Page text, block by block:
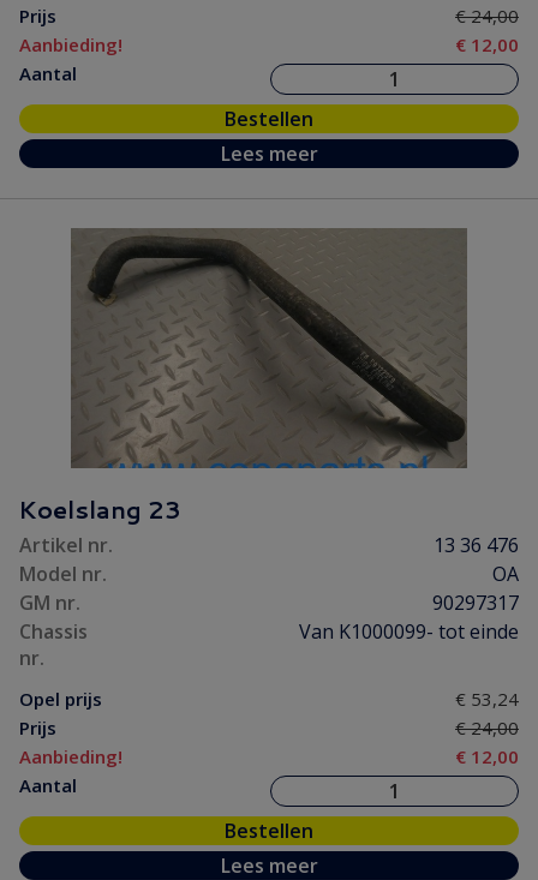
Prijs
€ 24,00
Aanbieding!
€ 12,00
Aantal
Bestellen
Lees meer
Koelslang 23
Artikel nr.
13 36 476
Model nr.
OA
GM nr.
90297317
Chassis
nr.
Van K1000099- tot einde
Opel prijs
€ 53,24
Prijs
€ 24,00
Aanbieding!
€ 12,00
Aantal
Bestellen
Lees meer